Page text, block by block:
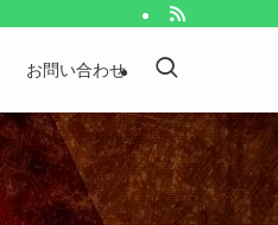
お問い合わせ